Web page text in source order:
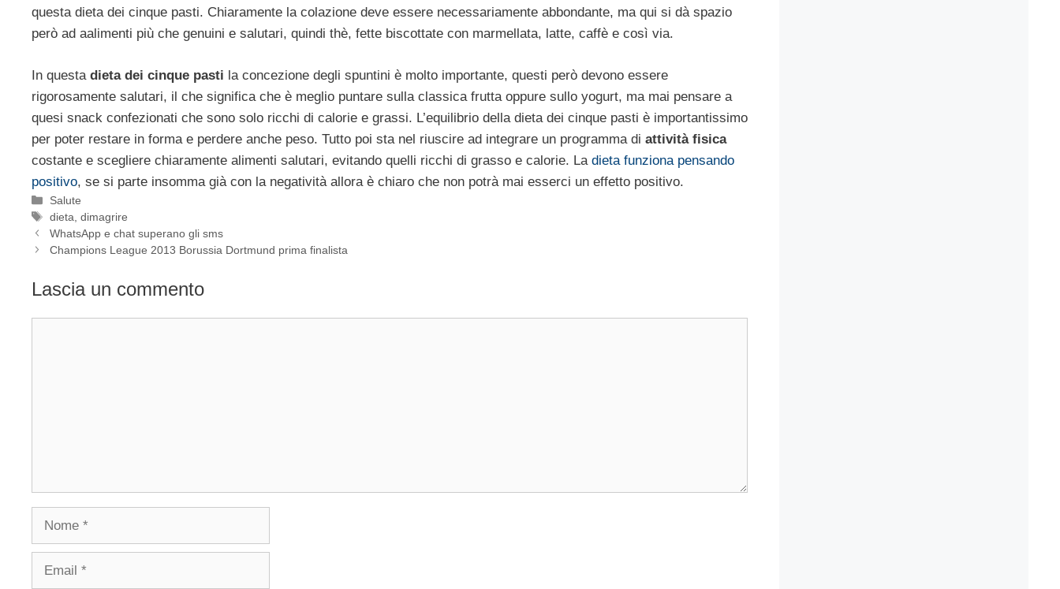
questa dieta dei cinque pasti. Chiaramente la colazione deve essere necessariamente abbondante, ma qui si dà spazio
però ad aalimenti più che genuini e salutari, quindi thè, fette biscottate con marmellata, latte, caffè e così via.
In questadieta dei cinque pasti la concezione degli spuntini è molto importante, questi però devono essere
rigorosamente salutari, il che significa che è meglio puntare sulla classica frutta oppure sullo yogurt, ma mai pensare a
quesi snack confezionati che sono solo ricchi di calorie e grassi. L’equilibrio della dieta dei cinque pasti è importantissimo
per poter restare in forma e perdere anche peso. Tutto poi sta nel riuscire ad integrare un programma di attività fisica
costante e scegliere chiaramente alimenti salutari, evitando quelli ricchi di grasso e calorie. La dieta funziona pensando
positivo, se si parte insomma già con la negatività allora è chiaro che non potrà mai esserci un effetto positivo.
Categorie
Salute
Tag
dieta ,dimagrire
WhatsApp e chat superano gli sms
Champions League 2013 Borussia Dortmund prima finalista
Lascia un commento
Nome
Email